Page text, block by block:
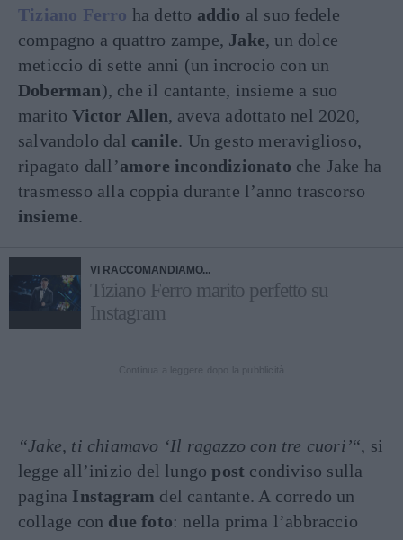
Tiziano Ferro ha detto addio al suo fedele
compagno a quattro zampe, Jake, un dolce
meticcio di sette anni (un incrocio con un
Doberman), che il cantante, insieme a suo
maritoVictor Allen, aveva adottato nel 2020,
salvandolo dal canile. Un gesto meraviglioso,
ripagato dall’amore incondizionato che Jake ha
trasmesso alla coppia durante l’anno trascorso
insieme.
VI RACCOMANDIAMO...
Tiziano Ferro marito perfetto su
Instagram
“Jake, ti chiamavo ‘Il ragazzo con tre cuori’“, si
legge all’inizio del lungopost condiviso sulla
pagina Instagram del cantante. A corredo un
collage con due foto: nella prima l’abbraccio